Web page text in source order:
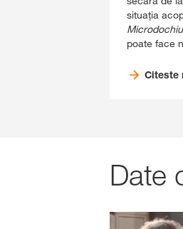
situația
poate face
Citeste
Date